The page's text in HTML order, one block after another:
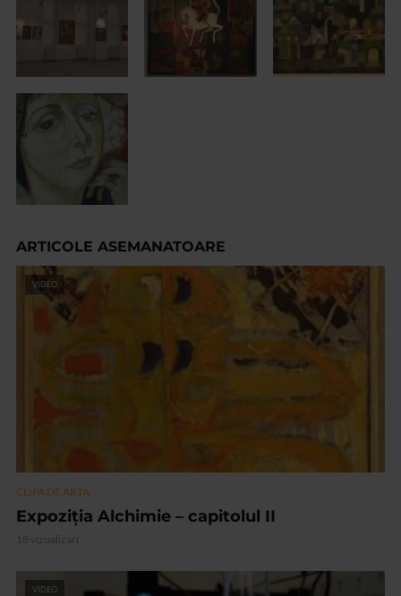
ARTICOLE ASEMANATOARE
VIDEO
CLIPA DE ARTA
Expoziția Alchimie – capitolul II
18 vizualizari
VIDEO